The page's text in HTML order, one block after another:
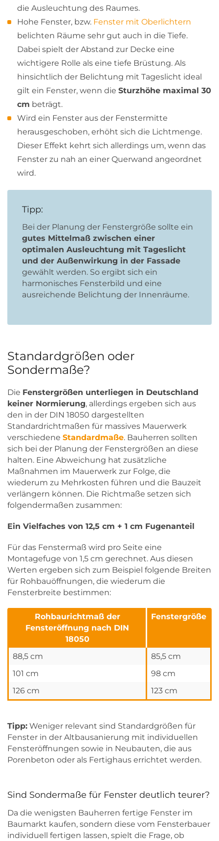
die Ausleuchtung des Raumes.
Hohe Fenster, bzw. Fenster mit Oberlichtern
belichten Räume sehr gut auch in die Tiefe.
Dabei spielt der Abstand zur Decke eine
wichtigere Rolle als eine tiefe Brüstung. Als
hinsichtlich der Belichtung mit Tageslicht ideal
gilt ein Fenster, wenn die Sturzhöhe maximal 30
cm beträgt.
Wird ein Fenster aus der Fenstermitte
herausgeschoben, erhöht sich die Lichtmenge.
Dieser Effekt kehrt sich allerdings um, wenn das
Fenster zu nah an einer Querwand angeordnet
wird.
Tipp:
Bei der Planung der Fenstergröße sollte ein
gutes Mittelmaß zwischen einer
optimalen Ausleuchtung mit Tageslicht
und der Außenwirkung in der Fassade
gewählt werden. So ergibt sich ein
harmonisches Fensterbild und eine
ausreichende Belichtung der Innenräume.
Standardgrößen oder
Sondermaße?
Die Fenstergrößen unterliegen in Deutschland
keiner Normierung, allerdings ergeben sich aus
den in der DIN 18050 dargestellten
Standardrichtmaßen für massives Mauerwerk
verschiedene Standardmaße. Bauherren sollten
sich bei der Planung der Fenstergrößen an diese
halten. Eine Abweichung hat zusätzliche
Maßnahmen im Mauerwerk zur Folge, die
wiederum zu Mehrkosten führen und die Bauzeit
verlängern können. Die Richtmaße setzen sich
folgendermaßen zusammen:
Ein Vielfaches von 12,5 cm + 1 cm Fugenanteil
Für das Fenstermaß wird pro Seite eine
Montagefuge von 1,5 cm gerechnet. Aus diesen
Werten ergeben sich zum Beispiel folgende Breiten
für Rohbauöffnungen, die wiederum die
Fensterbreite bestimmen:
Rohbaurichtmaß der
Fensteröffnung nach DIN
18050
Fenstergröße
88,5 cm
85,5 cm
101 cm
98 cm
126 cm
123 cm
Tipp: Weniger relevant sind Standardgrößen für
Fenster in der Altbausanierung mit individuellen
Fensteröffnungen sowie in Neubauten, die aus
Porenbeton oder als Fertighaus errichtet werden.
Sind Sondermaße für Fenster deutlich teurer?
Da die wenigsten Bauherren fertige Fenster im
Baumarkt kaufen, sondern diese vom Fensterbauer
individuell fertigen lassen, spielt die Frage, ob